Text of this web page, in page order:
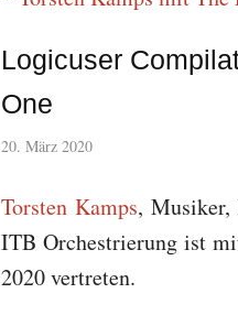
Logicuser
One
20. März 2020
Torsten Kamps, Musiker,
ITB Orchestrierung ist
2020 vertreten.